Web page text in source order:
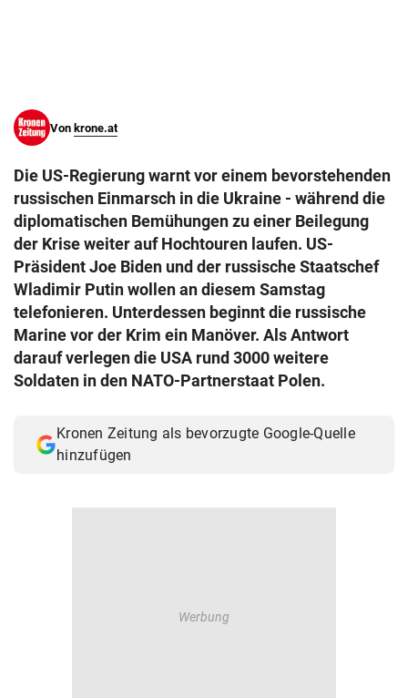
Von krone.at
Die US-Regierung warnt vor einem bevorstehenden
russischen Einmarsch in die Ukraine - während die
diplomatischen Bemühungen zu einer Beilegung
der Krise weiter auf Hochtouren laufen. US-
Präsident Joe Biden und der russische Staatschef
Wladimir Putin wollen an diesem Samstag
telefonieren. Unterdessen beginnt die russische
Marine vor der Krim ein Manöver. Als Antwort
darauf verlegen die USA rund 3000 weitere
Soldaten in den NATO-Partnerstaat Polen.
Kronen Zeitung als bevorzugte Google-Quelle
hinzufügen